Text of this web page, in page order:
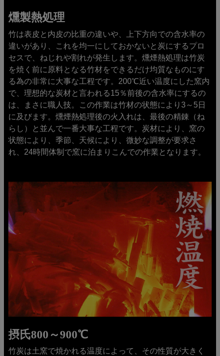
燻製熱処理
竹は表皮と内皮の比重の違いや、上下方向での含水率の
違いがあり、これを均一にしておかないと炭にするプロ
セスで、ねじれや割れが発生します。燻煙熱処理は竹炭
を焼く前に原料となる竹材をできるだけ均質なものにす
る為の非常に大事な工程です。200℃近い温度にした窯内
で、理想的な炭材と言われる15％前後の含水率にするの
は、まさに職人技。この作業は竹材の状態により3～5日
に及びます。燻煙熱処理後の火入れは、最後の精錬（ね
らし）と並んで一番大事な工程です。炭材により、窯の
状態により、季節、天候により、微妙な調整が要求さ
れ、24時間体制で窯に泊まりこんでの作業となります。
摂氏800～900℃
竹炭は土窯で焼かれる温度によって、その性質が大きく